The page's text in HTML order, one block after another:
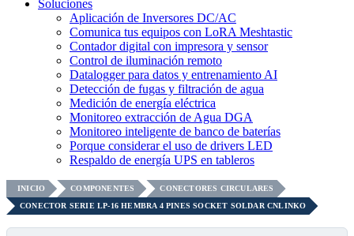
Soluciones
Aplicación de Inversores DC/AC
Comunica tus equipos con LoRA Meshtastic
Contador digital con impresora y sensor
Control de iluminación remoto
Datalogger para datos y entrenamiento AI
Detección de fugas y filtración de agua
Medición de energía eléctrica
Monitoreo extracción de Agua DGA
Monitoreo inteligente de banco de baterías
Porque considerar el uso de drivers LED
Respaldo de energía UPS en tableros
INICIO COMPONENTES
CONECTORES CIRCULARES
CONECTOR SERIE LP-16 HEMBRA 4 PINES SOCKET SOLDAR CNLINKO